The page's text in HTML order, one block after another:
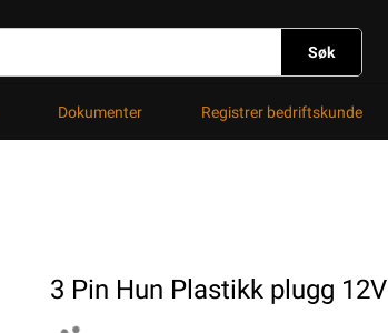
Søk
Dokumenter Registrer bedriftskunde
3 Pin Hun Plastikk plugg 12V